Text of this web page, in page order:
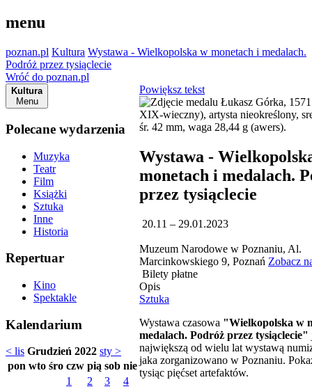
menu
poznan.pl Kultura Wystawa - Wielkopolska w monetach i medalach.
Podróż przez tysiąclecie
Wróć do poznan.pl
Kultura
Menu
Polecane wydarzenia
Muzyka
Teatr
Film
Książki
Sztuka
Inne
Historia
Repertuar
Kino
Spektakle
Kalendarium
< lis Grudzień 2022 sty >
pon wto śro czw pią sob nie
1
2 3
4
Powiększ tekst
Wystawa -
monetach i medalach.
przez tysiąclecie
20.11 – 29.01.2023
Muzeum Narodowe w Poznaniu, Al.
Marcinkowskiego 9, Poznań Zobacz
Bilety płatne
Opis
Sztuka
Wystawa czasowa "Wielkopolska w
medalach. Podróż przez tysiąclecie"
największą od wielu lat wystawą
jaka zorganizowano w Poznaniu.
tysiąc pięćset artefaktów.